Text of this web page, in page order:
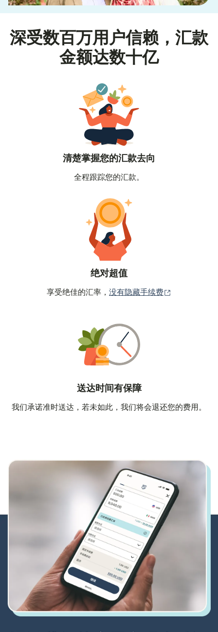
深受数百万用户信赖，汇款
金额达数十亿
清楚掌握您的汇款去向
全程跟踪您的汇款。
绝对超值
享受绝佳的汇率， 没有隐藏手续费
送达时间有保障
我们承诺准时送达，若未如此，我们将会退还您的费用。